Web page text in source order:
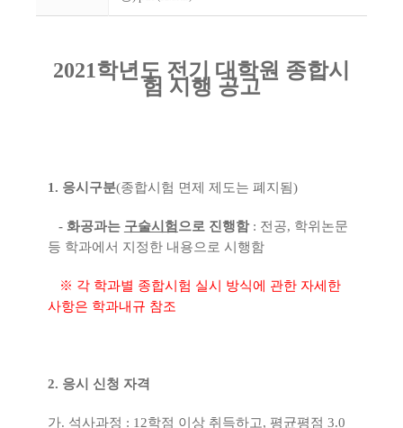
2021학년도 전기 대학원 종합시
험 시행 공고
1. 응시구분(종합시험 면제 제도는 폐지됨)
- 화공과는 구술시험으로 진행함 : 전공, 학위논문
등 학과에서 지정한 내용으로 시행함
각 학과별 종합시험 실시 방식에 관한 자세한
사항은 학과내규 참조
2. 응시 신청 자격
가. 석사과정 : 12학점 이상 취득하고, 평균평점 3.0